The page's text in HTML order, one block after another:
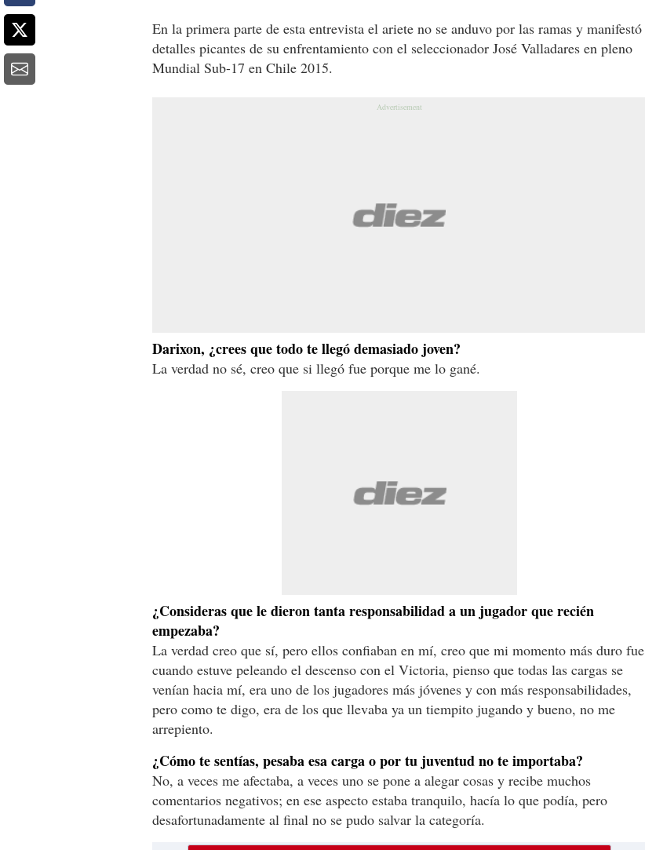
En la primera parte de esta entrevista el ariete no se anduvo por las ramas y manifestó
detalles picantes de su enfrentamiento con el seleccionador José Valladares en pleno
Mundial Sub-17 en Chile 2015.
Darixon, ¿crees que todo te llegó demasiado joven?
La verdad no sé, creo que si llegó fue porque me lo gané.
¿Consideras que le dieron tanta responsabilidad a un jugador que recién
empezaba?
La verdad creo que sí, pero ellos confiaban en mí, creo que mi momento más duro fue
cuando estuve peleando el descenso con el Victoria, pienso que todas las cargas se
venían hacia mí, era uno de los jugadores más jóvenes y con más responsabilidades,
pero como te digo, era de los que llevaba ya un tiempito jugando y bueno, no me
arrepiento.
¿Cómo te sentías, pesaba esa carga o por tu juventud no te importaba?
No, a veces me afectaba, a veces uno se pone a alegar cosas y recibe muchos
comentarios negativos; en ese aspecto estaba tranquilo, hacía lo que podía, pero
desafortunadamente al final no se pudo salvar la categoría.